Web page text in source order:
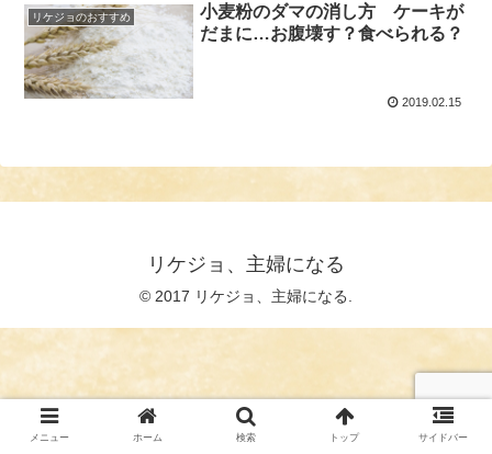
リケジョのおすすめ
小麦粉のダマの消し方 ケーキが
だまに…お腹壊す？食べられる？
2019.02.15
リケジョ、主婦になる
© 2017 リケジョ、主婦になる.
メニュー ホーム 検索 トップ サイドバー